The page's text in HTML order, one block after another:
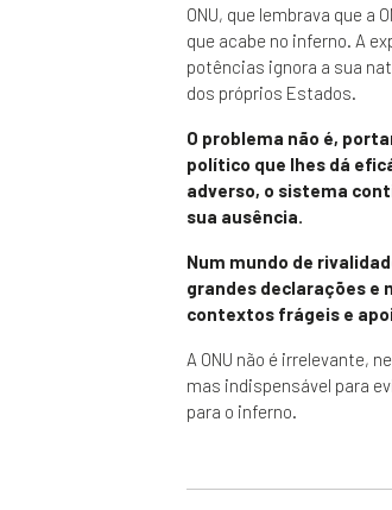
ONU, que lembrava que a
que acabe no inferno. A
potências ignora a sua
dos próprios Estados.
O problema não é,
político que lhes dá
adverso, o sistema
sua ausência.
Num mundo de
grandes declarações e
contextos frágeis e
A ONU não é irrelevante,
mas indispensável para
para o inferno.